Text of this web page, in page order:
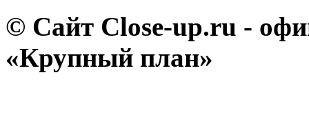
© Сайт Close-up.ru -
«Крупный план»